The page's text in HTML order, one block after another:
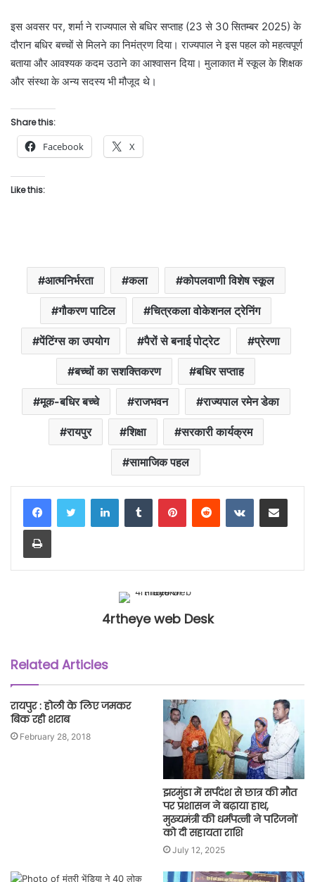
इस अवसर पर, शर्मा ने राज्यपाल से बधिर सप्ताह (23 से 30 सितम्बर 2025) के
दौरान बधिर बच्चों से मिलने का निमंत्रण दिया। राज्यपाल ने इस पहल को महत्वपूर्ण
बताया और आवश्यक कदम उठाने का आश्वासन दिया। मुलाकात में स्कूल के शिक्षक
और संस्था के अन्य सदस्य भी मौजूद थे।
Share this:
Facebook X
Like this:
आत्मनिर्भरता कला कोपलवाणी विशेष स्कूल
गौकरण पाटिल चित्रकला वोकेशनल ट्रेनिंग
पेंटिंग्स का उपयोग पैरों से बनाई पोट्रेट प्रेरणा
बच्चों का सशक्तिकरण बधिर सप्ताह
मूक-बधिर बच्चे राजभवन राज्यपाल रमेन डेका
रायपुर शिक्षा सरकारी कार्यक्रम
सामाजिक पहल
LinkedInTumblr PinterestReddit VKontakteShare via Email
Print
4rtheye web Desk
Related Articles
रायपुर : होली के लिए जमकर
बिक रही शराब
February 28, 2018
झरमुंडा में सर्पदंश से छात्र की मौत
पर प्रशासन ने बढ़ाया हाथ,
मुख्यमंत्री की धर्मपत्नी ने परिजनों
को दी सहायता राशि
July 12, 2025